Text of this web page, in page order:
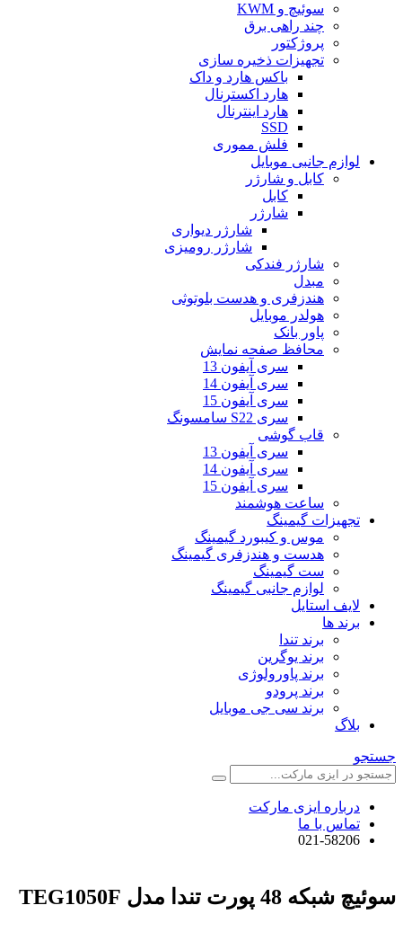
سوئیچ و KWM
چند راهی برق
پروژکتور
تجهیزات ذخیره سازی
باکس هارد و داک
هارد اکسترنال
هارد اینترنال
SSD
فلش مموری
لوازم جانبی موبایل
کابل و شارژر
کابل
شارژر
شارژر دیواری
شارژر رومیزی
شارژر فندکی
مبدل
هندزفری و هدست بلوتوثی
هولدر موبایل
پاور بانک
محافظ صفحه نمایش
سری آیفون 13
سری آیفون 14
سری آیفون 15
سری S22 سامسونگ
قاب گوشی
سری آیفون 13
سری آیفون 14
سری آیفون 15
ساعت هوشمند
تجهیزات گیمینگ
موس و کیبورد گیمینگ
هدست و هندزفری گیمینگ
ست گیمینگ
لوازم جانبی گیمینگ
لایف استایل
برند ها
برند تندا
برند یوگرین
برند پاورولوژی
برند پرودو
برند سی جی موبایل
بلاگ
جستجو
درباره ایزی مارکت
تماس با ما
021-58206
سوئیچ شبکه 48 پورت تندا مدل TEG1050F